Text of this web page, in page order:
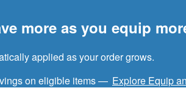
more as you equip
applied as your order grows.
on eligible items — Explore Equip